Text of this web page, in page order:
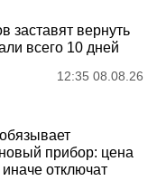
заставят вернуть
всего 10 дней
12:35 08.08.26
прибор: цена
отключат